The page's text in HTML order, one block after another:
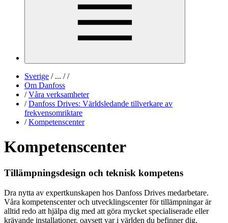
Sverige /... / /
Om Danfoss
/ Våra verksamheter
/ Danfoss Drives: Världsledande tillverkare av
frekvensomriktare
/ Kompetenscenter
Kompetenscenter
Tillämpningsdesign och teknisk kompetens
Dra nytta av expertkunskapen hos Danfoss Drives medarbetare.
Våra kompetenscenter och utvecklingscenter för tillämpningar är
alltid redo att hjälpa dig med att göra mycket specialiserade eller
krävande installationer, oavsett var i världen du befinner dig.